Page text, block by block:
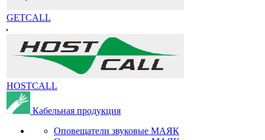
GETCALL
HOSTCALL
Кабельная продукция
Оповещатели звуковые МАЯК